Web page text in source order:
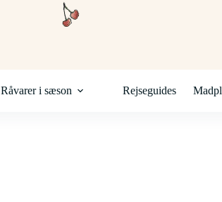
Råvarer i sæson Rejseguides